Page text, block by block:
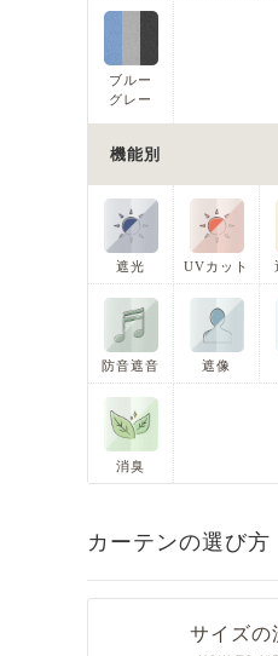
ブルー
グレー
機能別
遮光 UVカット
防音遮音 遮像
消臭
カーテンの選び方
サイズの